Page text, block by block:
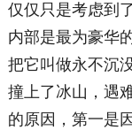
仅仅只是考虑到
内部是最为豪华
把它叫做永不沉
撞上了冰山，遇
的原因，第一是